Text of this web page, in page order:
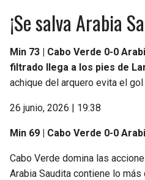
¡Se salva Arabia
Min 73 | Cabo Verde 0-0
filtrado llega a los pies de
achique del arquero evita el gol
26 junio, 2026 | 19:38
Min 69 | Cabo Verde 0-0
Cabo Verde domina las
Arabia Saudita contiene lo